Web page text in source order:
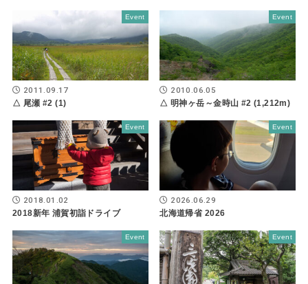
Event
2011.09.17
△ 尾瀬 #2 (1)
Event
2010.06.05
△ 明神ヶ岳～金時山 #2 (1,212m)
Event
2018.01.02
2018新年 浦賀初詣ドライブ
Event
2026.06.29
北海道帰省 2026
Event Event